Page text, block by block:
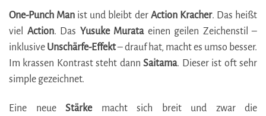
One-Punch Man ist und bleibt der Action Kracher. Das heißt
viel Action. Das Yusuke Murataeinen geilen Zeichenstil –
inklusive Unschärfe-Effekt– drauf hat, macht es umso besser.
Im krassen Kontrast steht dannSaitama. Dieser ist oft sehr
simple gezeichnet.
Eine neue Stärkemacht sich breit und zwar die